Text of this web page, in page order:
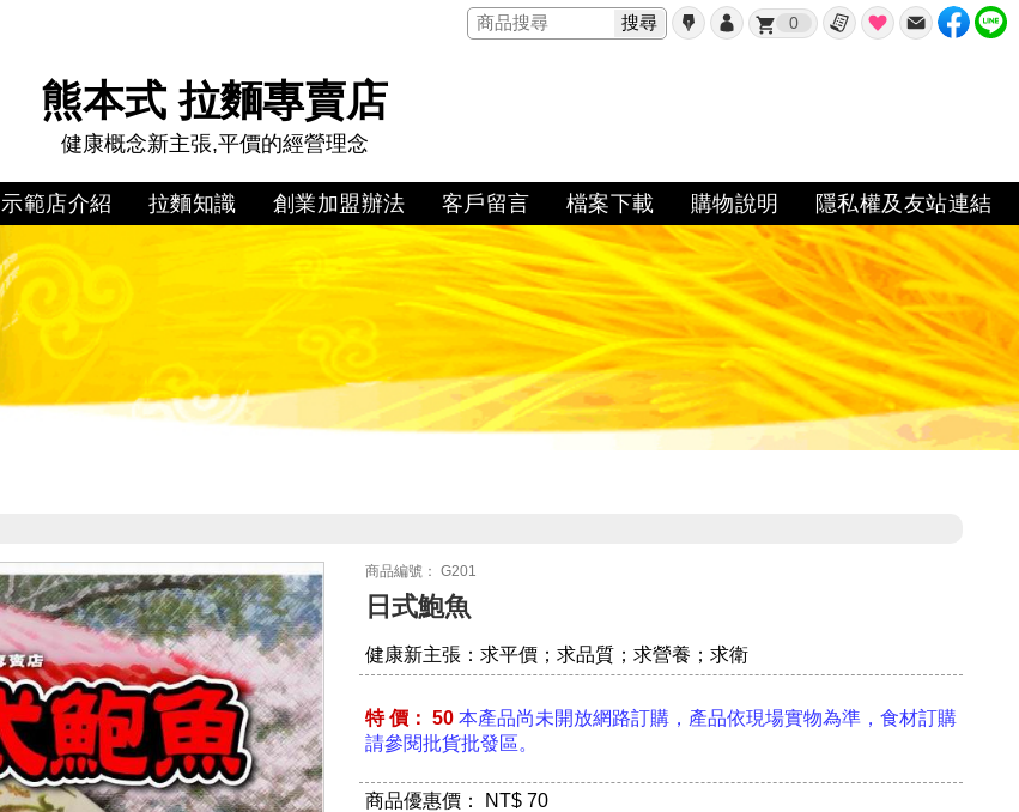
搜尋 0
熊本式 拉麵專賣店
健康概念新主張,平價的經營理念
示範店介紹 拉麵知識 創業加盟辦法 客戶留言 檔案下載 購物說明 隱私權及友站連結
✖
商品編號： G201
日式鮑魚
健康新主張：求平價；求品質；求營養；求衛
特 價： 50本產品尚未開放網路訂購，產品依現場實物為準，食材訂購
請參閱批貨批發區。
商品優惠價： NT$ 70